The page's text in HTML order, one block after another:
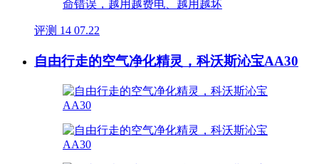
评测 14 07.22
自由行走的空气净化精灵，科沃斯沁宝AA30